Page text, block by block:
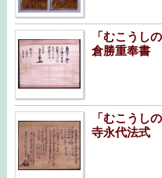
「むこうし
倉勝重奉書
「むこうし
寺永代法式